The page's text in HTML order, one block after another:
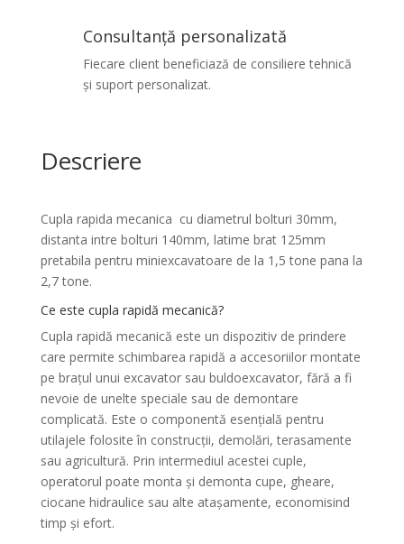
Consultanță personalizată
Fiecare client beneficiază de consiliere tehnică
și suport personalizat.
Descriere
Cupla rapida mecanica cu diametrul bolturi 30mm,
distanta intre bolturi 140mm, latime brat 125mm
pretabila pentru miniexcavatoare de la 1,5 tone pana la
2,7 tone.
Ce este cupla rapidă mecanică?
Cupla rapidă mecanică este un dispozitiv de prindere
care permite schimbarea rapidă a accesoriilor montate
pe brațul unui excavator sau buldoexcavator, fără a fi
nevoie de unelte speciale sau de demontare
complicată. Este o componentă esențială pentru
utilajele folosite în construcții, demolări, terasamente
sau agricultură. Prin intermediul acestei cuple,
operatorul poate monta și demonta cupe, gheare,
ciocane hidraulice sau alte atașamente, economisind
timp și efort.